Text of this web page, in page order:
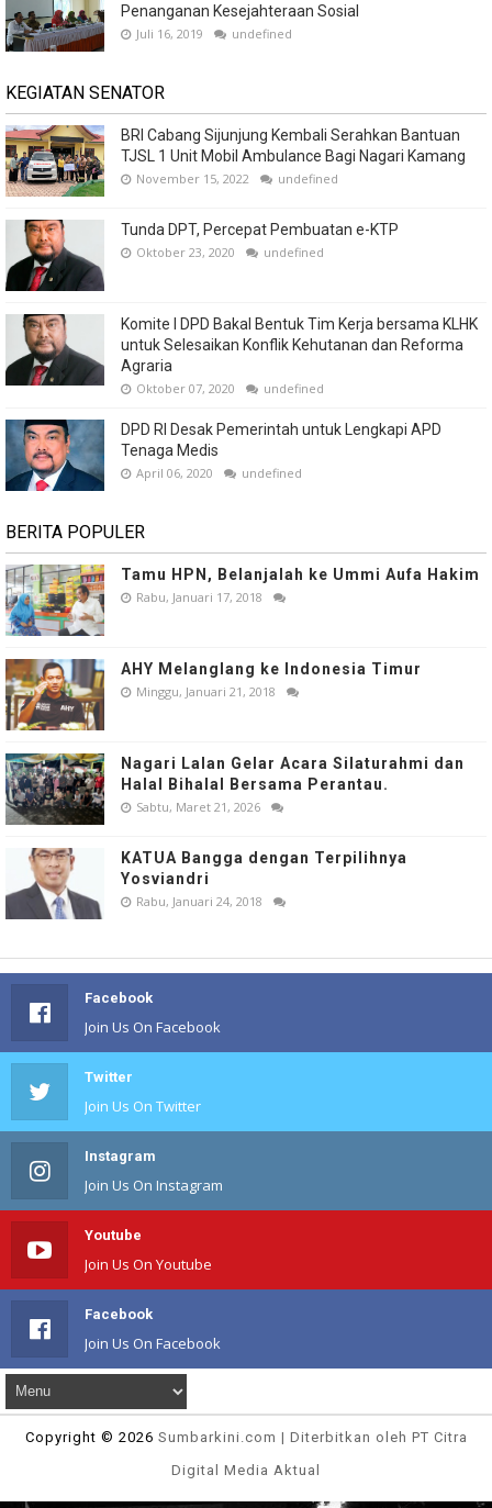
Penanganan Kesejahteraan Sosial
Juli 16, 2019 undefined
KEGIATAN SENATOR
BRI Cabang Sijunjung Kembali Serahkan Bantuan
TJSL 1 Unit Mobil Ambulance Bagi Nagari Kamang
November 15, 2022 undefined
Tunda DPT, Percepat Pembuatan e-KTP
Oktober 23, 2020 undefined
Komite I DPD Bakal Bentuk Tim Kerja bersama KLHK
untuk Selesaikan Konflik Kehutanan dan Reforma
Agraria
Oktober 07, 2020 undefined
DPD RI Desak Pemerintah untuk Lengkapi APD
Tenaga Medis
April 06, 2020 undefined
BERITA POPULER
Tamu HPN, Belanjalah ke Ummi Aufa Hakim
Rabu, Januari 17, 2018
AHY Melanglang ke Indonesia Timur
Minggu, Januari 21, 2018
Nagari Lalan Gelar Acara Silaturahmi dan
Halal Bihalal Bersama Perantau.
Sabtu, Maret 21, 2026
KATUA Bangga dengan Terpilihnya
Yosviandri
Rabu, Januari 24, 2018
Facebook
Join Us On Facebook
Twitter
Join Us On Twitter
Instagram
Join Us On Instagram
Youtube
Join Us On Youtube
Facebook
Join Us On Facebook
Copyright © 2026 Sumbarkini .com | Diterbitkan oleh PT Citra
Digital Media Aktual